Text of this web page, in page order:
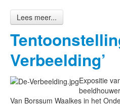
Lees meer...
Verbeelding’
Expositie
Van Borssum Waalkes in het